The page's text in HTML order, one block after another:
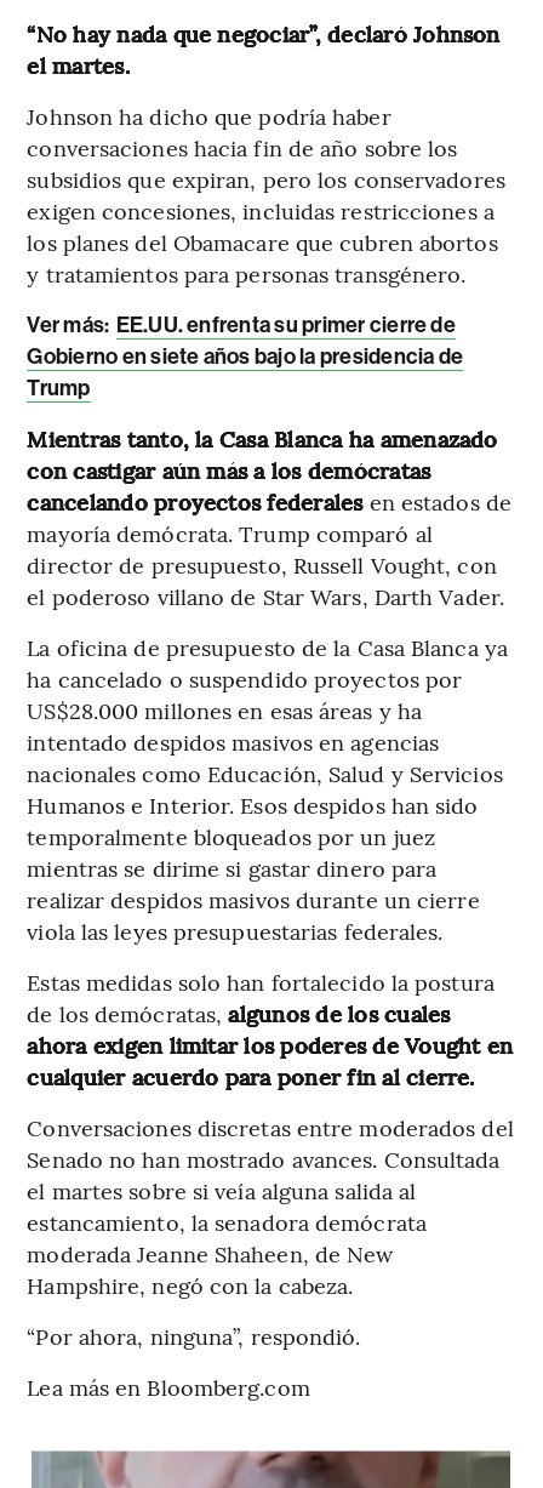
“No hay nada que negociar”, declaró Johnson
el martes.
Johnson ha dicho que podría haber
conversaciones hacia fin de año sobre los
subsidios que expiran, pero los conservadores
exigen concesiones, incluidas restricciones a
los planes del Obamacare que cubren abortos
y tratamientos para personas transgénero.
Ver más: EE.UU. enfrenta su primer cierre de
Gobierno en siete años bajo la presidencia de
Trump
Mientras tanto, la Casa Blanca ha amenazado
con castigar aún más a los demócratas
cancelando proyectos federalesen estados de
mayoría demócrata. Trump comparó al
director de presupuesto, Russell Vought, con
el poderoso villano de Star Wars, Darth Vader.
La oficina de presupuesto de la Casa Blanca ya
ha cancelado o suspendido proyectos por
US$28.000 millones en esas áreas y ha
intentado despidos masivos en agencias
nacionales como Educación, Salud y Servicios
Humanos e Interior. Esos despidos han sido
temporalmente bloqueados por un juez
mientras se dirime si gastar dinero para
realizar despidos masivos durante un cierre
viola las leyes presupuestarias federales.
Estas medidas solo han fortalecido la postura
de los demócratas, algunos de los cuales
ahora exigen limitar los poderes de Vought en
cualquier acuerdo para poner fin al cierre.
Conversaciones discretas entre moderados del
Senado no han mostrado avances. Consultada
el martes sobre si veía alguna salida al
estancamiento, la senadora demócrata
moderada Jeanne Shaheen, de New
Hampshire, negó con la cabeza.
“Por ahora, ninguna”, respondió.
Lea más en Bloomberg.com